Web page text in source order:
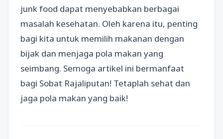
junk food dapat menyebabkan berbagai
masalah kesehatan. Oleh karena itu, penting
bagi kita untuk memilih makanan dengan
bijak dan menjaga pola makan yang
seimbang. Semoga artikel ini bermanfaat
bagi Sobat Rajaliputan! Tetaplah sehat dan
jaga pola makan yang baik!